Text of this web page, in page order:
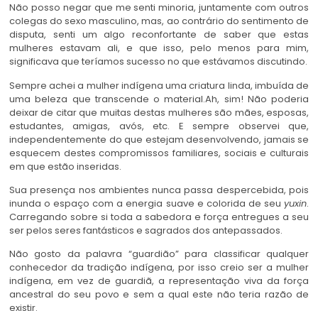
Não posso negar que me senti minoria, juntamente com outros
colegas do sexo masculino, mas, ao contrário do sentimento de
disputa, senti um algo reconfortante de saber que estas
mulheres estavam ali, e que isso, pelo menos para mim,
significava que teríamos sucesso no que estávamos discutindo.
Sempre achei a mulher indígena uma criatura linda, imbuída de
uma beleza que transcende o material.Ah, sim! Não poderia
deixar de citar que muitas destas mulheres são mães, esposas,
estudantes, amigas, avós, etc. E sempre observei que,
independentemente do que estejam desenvolvendo, jamais se
esquecem destes compromissos familiares, sociais e culturais
em que estão inseridas.
Sua presença nos ambientes nunca passa despercebida, pois
inunda o espaço com a energia suave e colorida de seu yuxin.
Carregando sobre si toda a sabedora e força entregues a seu
ser pelos seres fantásticos e sagrados dos antepassados.
Não gosto da palavra “guardião” para classificar qualquer
conhecedor da tradição indígena, por isso creio ser a mulher
indígena, em vez de guardiã, a representação viva da força
ancestral do seu povo e sem a qual este não teria razão de
existir.